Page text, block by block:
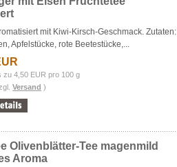
mit Kiwi-Kirsch-Geschmack. Zutaten:
Apfelstücke, rote Beetestücke,...
zu 4,50 EUR pro 100 g
Versand )
Olivenblätter-Tee magenmild
Aroma